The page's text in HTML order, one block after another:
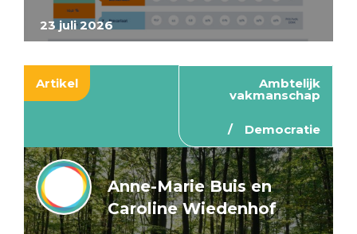
23 juli 2026
Artikel Ambtelijk
vakmanschap
Democratie
Anne-Marie Buis en
Caroline Wiedenhof